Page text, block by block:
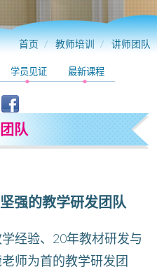
首页 教师培训 讲师团队
学员见证 最新课程
队
强的教学研发团队
经验、20年教材研发与
师为首的教学研发团